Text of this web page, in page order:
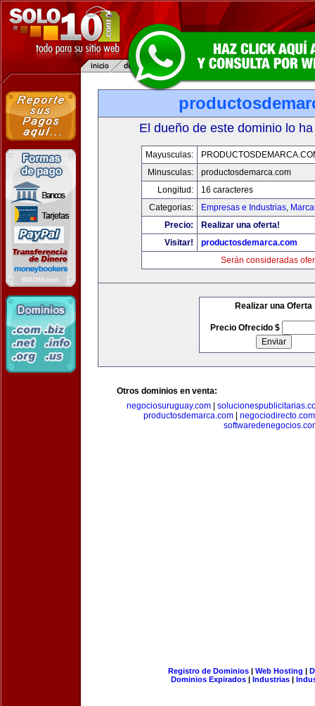
El dueño de este dominio lo
Mayusculas:
Minusculas:
productosdemarca.com
Longitud:
16 caracteres
Categorias:
Empresas e Industrias,
Precio:
Realizar una oferta!
Visitar!
productosdemarca.com
Serán consideradas
Realizar una Oferta
Precio Ofrecido $
Otros dominios en venta:
negociosuruguay.com
productosdemarca.com| negociodirecto.com
Registro de Dominios| Web Hosting |
Dominios Expirados | Industrias |